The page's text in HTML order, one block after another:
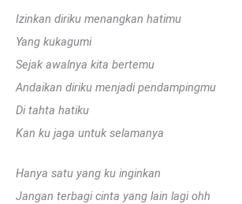
Izinkan diriku menangkan hatimu
Yang kukagumi
Sejak awalnya kita bertemu
Andaikan diriku menjadi pendampingmu
Di tahta hatiku
Kan ku jaga untuk selamanya
Hanya satu yang ku inginkan
Jangan terbagi cinta yang lain lagi ohh